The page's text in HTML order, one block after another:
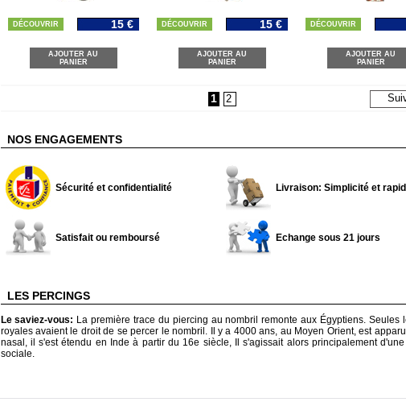
DÉCOUVRIR 15 €
AJOUTER AU
PANIER
DÉCOUVRIR 15 €
AJOUTER AU
PANIER
DÉCOUVRIR
AJOUTER AU
PANIER
1 2
NOS ENGAGEMENTS
Sécurité et confidentialité Livraison: Simplicité et
Satisfait ou remboursé Echange sous 21 jours
LES PERCINGS
Le saviez-vous: La première trace du piercing au nombril remonte aux Égyptiens. Seules
royales avaient le droit de se percer le nombril. Il y a 4000 ans, au Moyen Orient, est
nasal, il s'est étendu en Inde à partir du 16e siècle, Il s'agissait alors principalement
sociale.